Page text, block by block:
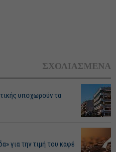
ΣΧΟΛΙΑΣΜΕΝΑ
υποχωρούν τα
για την τιμή του καφέ